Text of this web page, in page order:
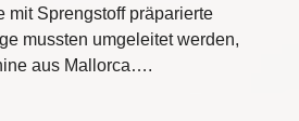
mit Sprengstoff präparierte
mussten umgeleitet werden,
aus Mallorca….